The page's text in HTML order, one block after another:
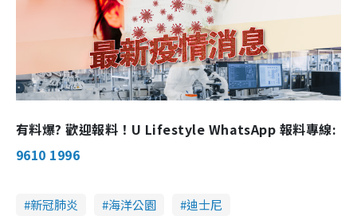
有料爆? 歡迎報料！U Lifestyle WhatsApp 報料專線:
9610 1996
新冠肺炎 海洋公園
迪士尼